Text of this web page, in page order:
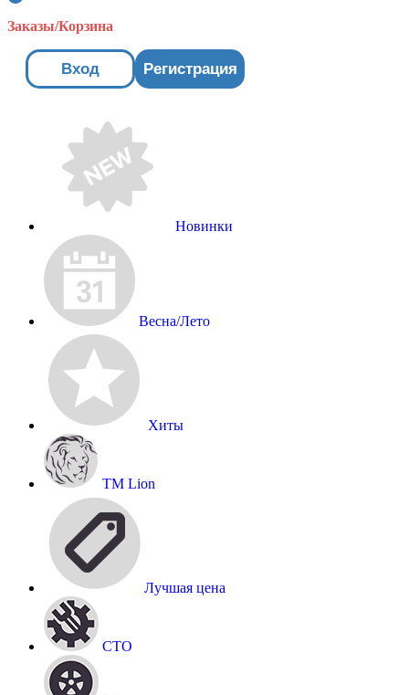
Заказы/Корзина
Вход Регистрация
Новинки
Весна/Лето
Хиты
TM Lion
Лучшая цена
СТО